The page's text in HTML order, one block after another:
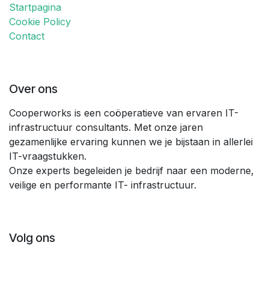
Startpagina
Cookie Policy
Contact
Over ons
Cooperworks is een coöperatieve van ervaren IT-
infrastructuur consultants. Met onze jaren
gezamenlijke ervaring kunnen we je bijstaan in allerlei
IT-vraagstukken.
Onze experts begeleiden je bedrijf naar een moderne,
veilige en performante IT- infrastructuur.
Volg ons